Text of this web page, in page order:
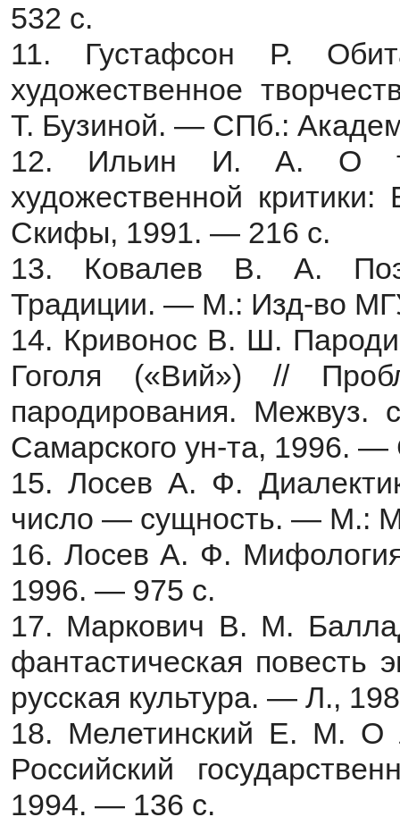
532 с.
11. Густафсон Р.
художественное
Т. Бузиной. — СПб.:
12. Ильин И. А. О
художественной
Скифы, 1991. — 216 с.
13. Ковалев В. А.
Традиции. — М.: Изд-во
14. Кривонос В. Ш.
Гоголя («Вий») //
пародирования.
Самарского ун-та, 1996.
15. Лосев А. Ф.
число — сущность. — М.:
16. Лосев А. Ф.
1996. — 975 с.
17. Маркович В. М.
фантастическая повесть
русская культура. — Л.,
18. Мелетинский Е. М. О
Российский
1994. — 136 с.